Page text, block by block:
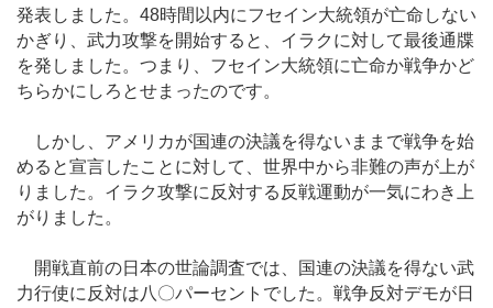
発表しました。48時間以内にフセイン大統領が亡命しない
かぎり、武力攻撃を開始すると、イラクに対して最後通牒
を発しました。つまり、フセイン大統領に亡命か戦争かど
ちらかにしろとせまったのです。
しかし、アメリカが国連の決議を得ないままで戦争を始
めると宣言したことに対して、世界中から非難の声が上が
りました。イラク攻撃に反対する反戦運動が一気にわき上
がりました。
開戦直前の日本の世論調査では、国連の決議を得ない武
力行使に反対は八〇パーセントでした。戦争反対デモが日